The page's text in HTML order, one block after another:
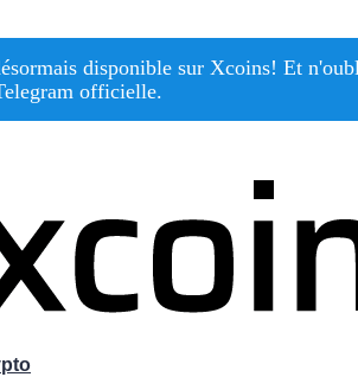
disponible sur Xcoins! Et
officielle.